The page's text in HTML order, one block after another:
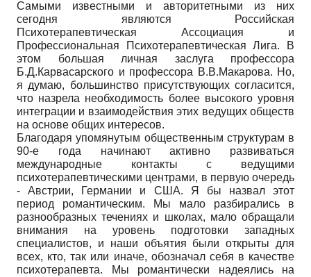
Самыми известными и авторитетными из них
сегодня являются Российская
Психотерапевтическая Ассоциация и
Профессиональная Психотерапевтическая Лига. В
этом большая личная заслуга профессора
Б.Д.Карвасарского и профессора В.В.Макарова. Но,
я думаю, большинство присутствующих согласится,
что назрела необходимость более высокого уровня
интеграции и взаимодействия этих ведущих обществ
на основе общих интересов.
Благодаря упомянутым общественным структурам в
90-е года начинают активно развиваться
международные контакты с ведущими
психотерапевтическими центрами, в первую очередь
- Австрии, Германии и США. Я бы назвал этот
период романтическим. Мы мало разбирались в
разнообразных течениях и школах, мало обращали
внимания на уровень подготовки западных
специалистов, и наши объятия были открыты для
всех, кто, так или иначе, обозначал себя в качестве
психотерапевта. Мы романтически надеялись на